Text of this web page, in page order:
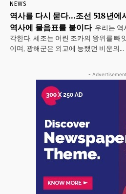
NEWS
역사를 다시 묻다…조선 518년에
역사에 물음표를 붙이다 우리는 역
각한다. 세조는 어린 조카의 왕위를 빼
이며, 광해군은 외교에 능했던 비운의...
-